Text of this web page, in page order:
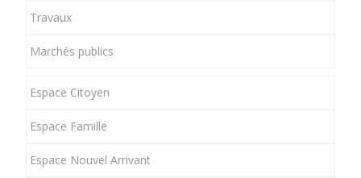
Travaux
Marchés publics
Espace Citoyen
Espace Famille
Espace Nouvel Arrivant